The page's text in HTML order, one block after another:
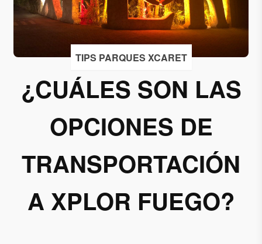
TIPS PARQUES XCARET
¿CUÁLES SON LAS
OPCIONES DE
TRANSPORTACIÓN
A XPLOR FUEGO?
Acepto
recibir
Xcaret
permiso
suscribirme
a esta lista